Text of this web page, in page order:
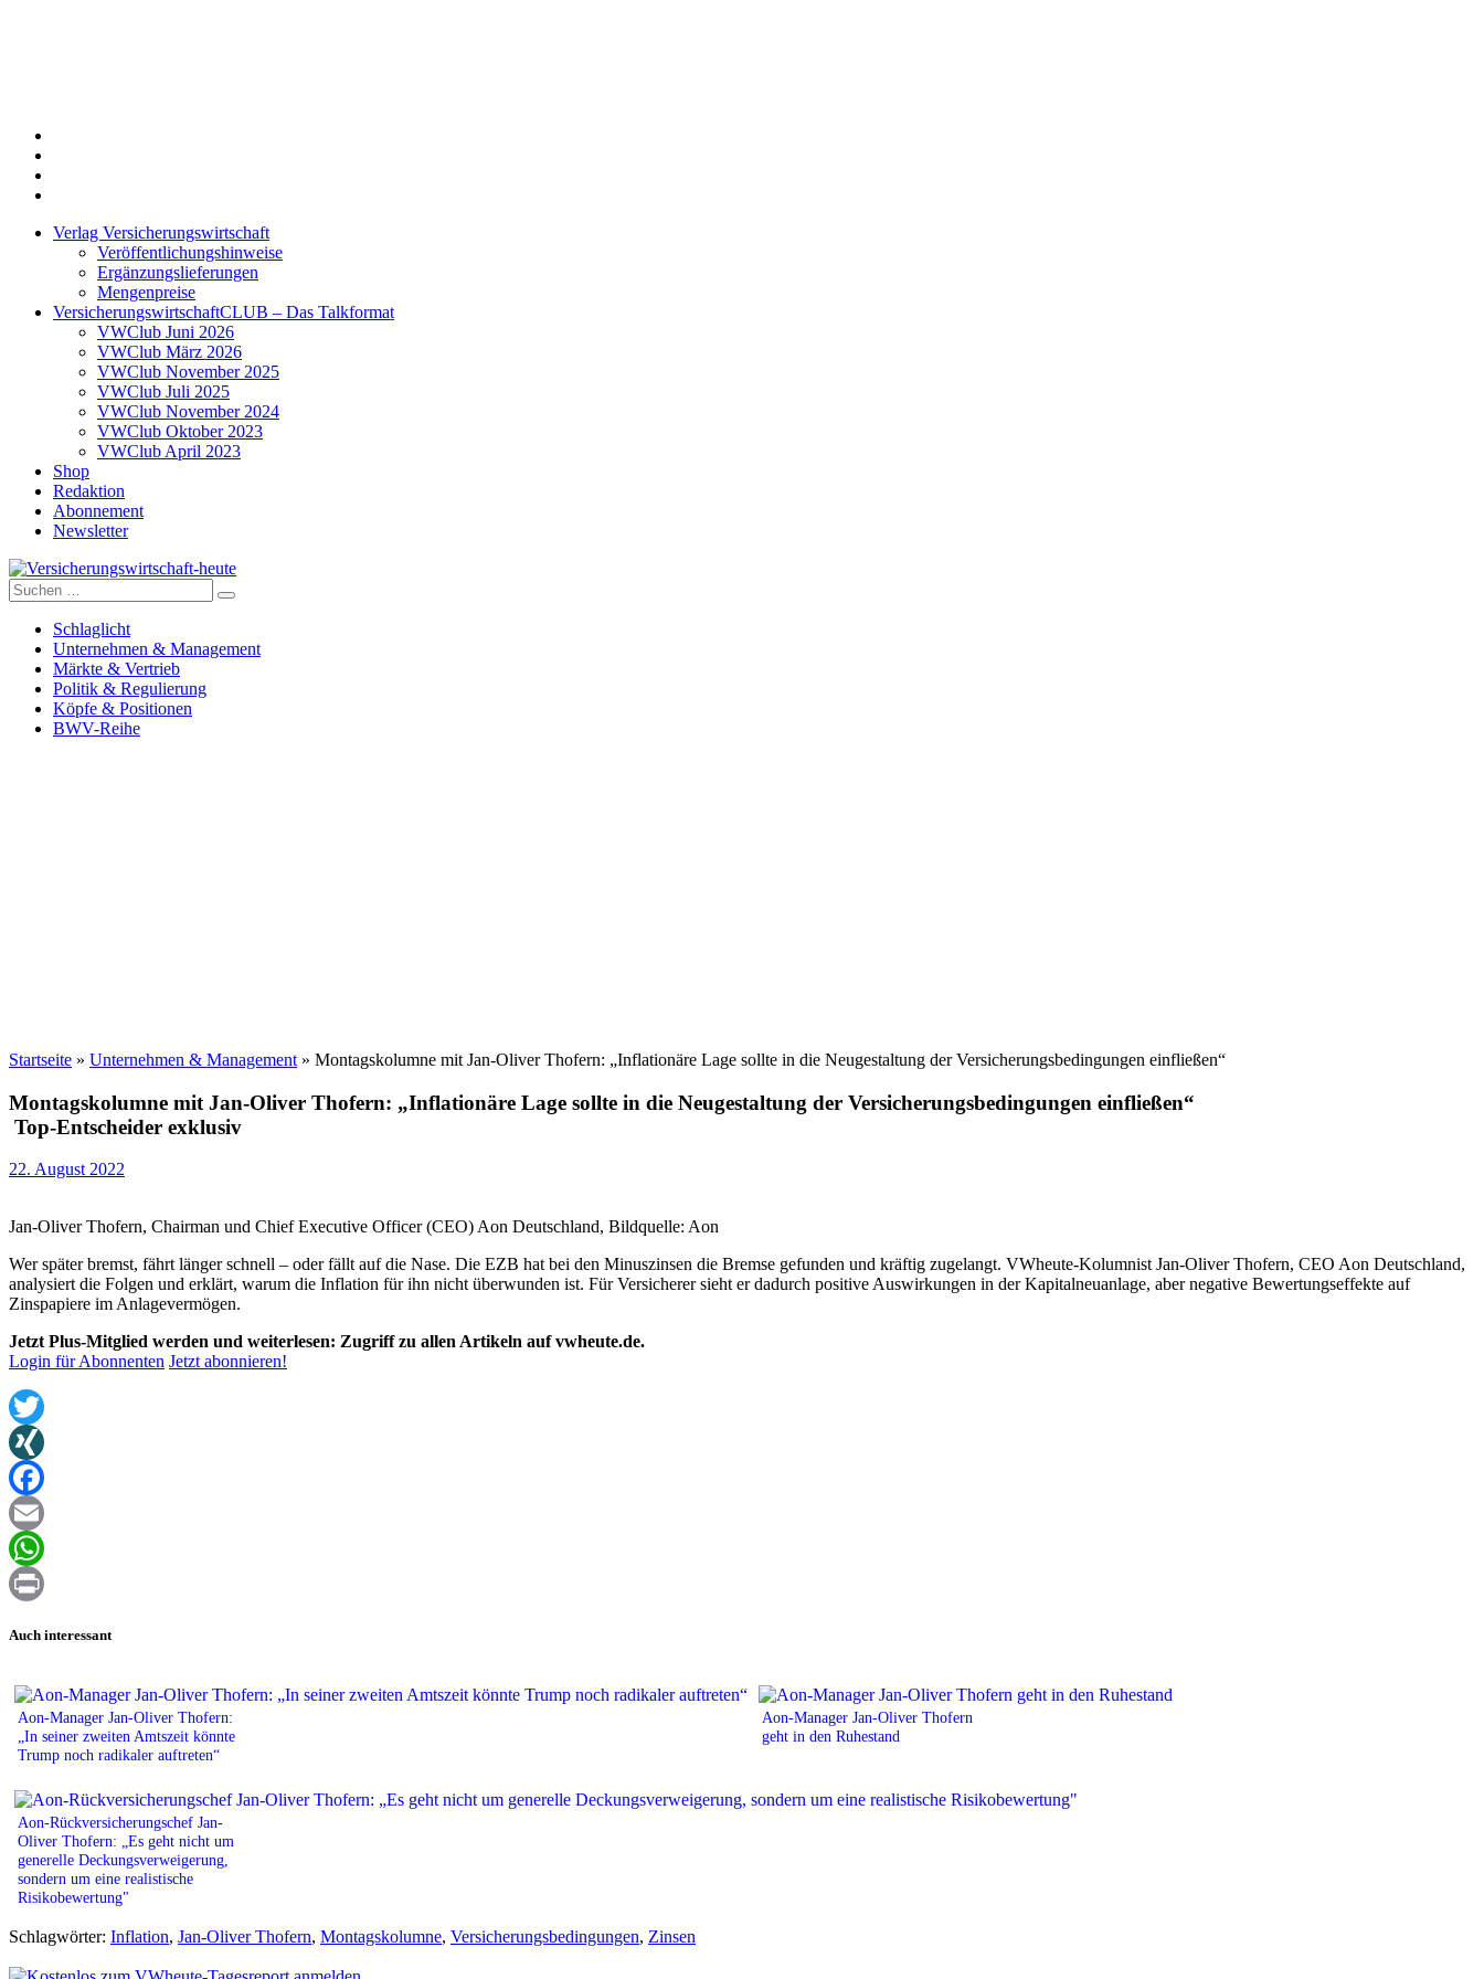
Verlag Versicherungswirtschaft
Veröffentlichungshinweise
Ergänzungslieferungen
Mengenpreise
VersicherungswirtschaftCLUB – Das Talkformat
VWClub Juni 2026
VWClub März 2026
VWClub November 2025
VWClub Juli 2025
VWClub November 2024
VWClub Oktober 2023
VWClub April 2023
Shop
Redaktion
Abonnement
Newsletter
Versicherungswirtschaft-heute
Suche
nach:
Schlaglicht
Unternehmen & Management
Märkte & Vertrieb
Politik & Regulierung
Köpfe & Positionen
BWV-Reihe
Startseite » Unternehmen & Management » Montagskolumne mit Jan-Oliver Thofern: „Inflationäre Lage sollte in die Neugestaltung der Versicherungsbedingungen einfließen“
Montagskolumne mit Jan-Oliver Thofern: „Inflationäre Lage sollte in die Neugestaltung der Versicherungsbedingungen einfließen“
Top-Entscheider exklusiv
22. August 2022
Jan-Oliver Thofern, Chairman und Chief Executive Officer (CEO) Aon Deutschland, Bildquelle: Aon
Wer später bremst, fährt länger schnell – oder fällt auf die Nase. Die EZB hat bei den Minuszinsen die Bremse gefunden und kräftig zugelangt. VWheute-Kolumnist Jan-Oliver Thofern, CEO Aon Deutschland,
analysiert die Folgen und erklärt, warum die Inflation für ihn nicht überwunden ist. Für Versicherer sieht er dadurch positive Auswirkungen in der Kapitalneuanlage, aber negative Bewertungseffekte auf
Zinspapiere im Anlagevermögen.
Jetzt Plus-Mitglied werden und weiterlesen: Zugriff zu allen Artikeln auf vwheute.de.
Login für Abonnenten Jetzt abonnieren!
Twitter
XING
Facebook
Email
WhatsApp
Auch interessant
Aon-Manager Jan-Oliver Thofern:
„In seiner zweiten Amtszeit könnte
Trump noch radikaler auftreten“
Aon-Manager Jan-Oliver Thofern
geht in den Ruhestand
Aon-Rückversicherungschef Jan-
Oliver Thofern: „Es geht nicht um
generelle Deckungsverweigerung,
sondern um eine realistische
Risikobewertung"
Schlagwörter: Inflation, Jan-Oliver Thofern, Montagskolumne, Versicherungsbedingungen, Zinsen